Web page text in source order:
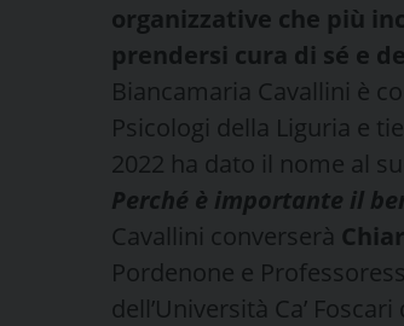
organizzative che più
prendersi cura di sé e
Biancamaria Cavallini è
Psicologi della Liguria e
2022 ha dato il nome al
Perché è importante il
Cavallini converserà
Pordenone e
dell’Università Ca’